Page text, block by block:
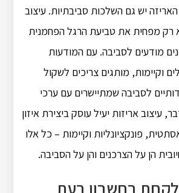
יש גם השלכות סביבתיות. עיצוב
רק מפחית את טביעת הרגל הפחמנית
מודעים לסביבה. עם המודעות
וקיימות, מותגים צריכים לשקול
לסביבה שמתיישרים עם ערכי
עיצוב אריזות יעיל עוסק ביצירת איזון
פונקציונליות וקיימות – כל אלו
הן על הצרכנים והן על הסביבה.